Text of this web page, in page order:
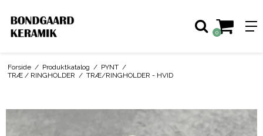
0
Forside / Produktkatalog / PYNT /
TRÆ / RINGHOLDER / TRÆ/RINGHOLDER - HVID